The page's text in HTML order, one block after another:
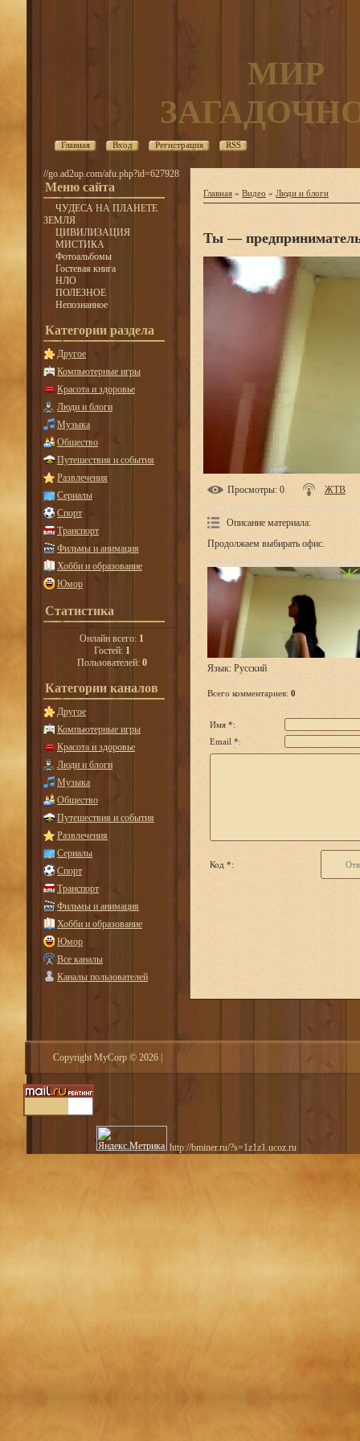
МИР
Главная Вход Регистрация RSS
//go.ad2up.com/afu.php?id=627928
Меню сайта
ЧУДЕСА НА ПЛАНЕТЕ
ЗЕМЛЯ
ЦИВИЛИЗАЦИЯ
МИСТИКА
Фотоальбомы
Гостевая книга
НЛО
ПОЛЕЗНОЕ
Непознанное
Категории раздела
Другое
Компьютерные игры
Красота и здоровье
Люди и блоги
Музыка
Общество
Путешествия и события
Развлечения
Сериалы
Спорт
Транспорт
Фильмы и анимация
Хобби и образование
Юмор
Статистика
Онлайн всего: 1
Гостей: 1
Пользователей: 0
Категории каналов
Другое
Компьютерные игры
Красота и здоровье
Люди и блоги
Музыка
Общество
Путешествия и события
Развлечения
Сериалы
Спорт
Транспорт
Фильмы и анимация
Хобби и образование
Юмор
Все каналы
Каналы пользователей
Главная » Видео » Люди и блоги
Ты —
Просмотры: 0 ЖТВ
Описание материала:
Продолжаем выбирать офис.
Язык: Русский
Всего комментариев: 0
Имя *:
Email *:
Код *:
Copyright MyCorp © 2026
http://bminer.ru/?s=1z1z1.ucoz.ru